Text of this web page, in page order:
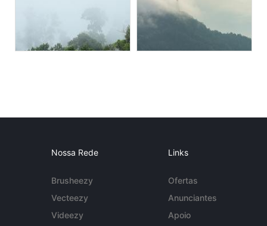
Nossa Rede
Brusheezy
Vecteezy
Videezy
Links
Ofertas
Anunciantes
Apoio